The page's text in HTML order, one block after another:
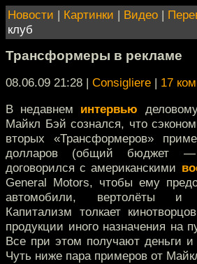
Новости | Картинки | Видео |
клуб
Трансформеры в рекламе
08.06.09 21:28 | Consigliere | 17
В недавнем интервью
Майкл Бэй сознался, что
вторых «Трансформеров»
долларов (общий бюджет
договорился с американскими
General Motors, чтобы ему
автомобили, вертолёты и
Капитализм толкает
продукции иного назначения на
Все при этом получают деньги
Чуть ниже пара примеров от